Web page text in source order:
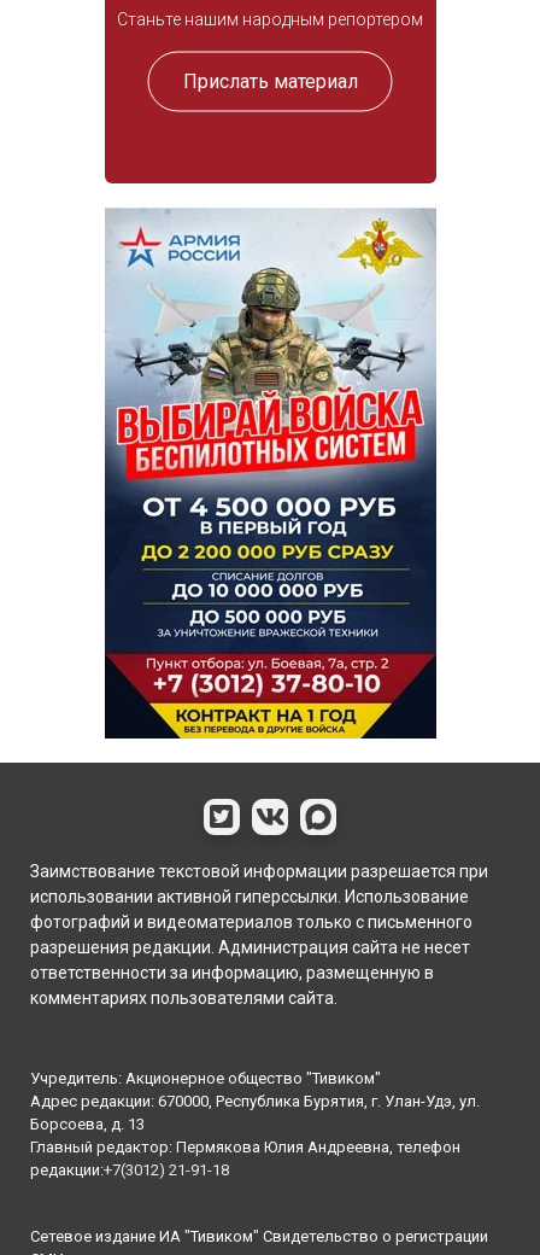
Станьте нашим народным репортером
Прислать материал
Заимствование текстовой информации разрешается при
использовании активной гиперссылки. Использование
фотографий и видеоматериалов только с письменного
разрешения редакции. Администрация сайта не несет
ответственности за информацию, размещенную в
комментариях пользователями сайта.
Учредитель: Акционерное общество "Тивиком"
Адрес редакции: 670000, Республика Бурятия, г. Улан-Удэ, ул.
Борсоева, д. 13
Главный редактор: Пермякова Юлия Андреевна, телефон
редакции:+7(3012) 21-91-18
Сетевое издание ИА "Тивиком" Свидетельство о регистрации